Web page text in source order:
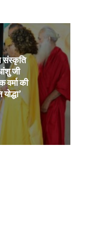
संस्कृति
जी
वर्मा की